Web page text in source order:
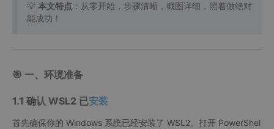
💡 本文特点 ：从零开始，步骤清晰，截图详细，照着做绝对
能成功！
🎯 一、环境准备
1.1 确认 WSL2 已安装
首先确保你的 Windows 系统已经安装了 WSL2。打开 PowerShel